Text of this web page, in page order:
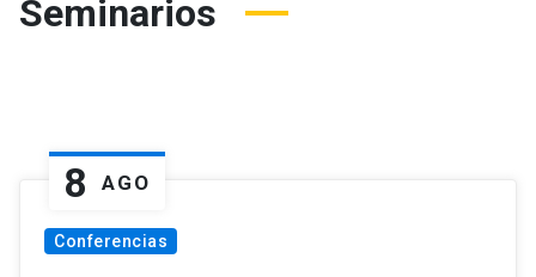
Seminarios
8 AGO
Conferencias